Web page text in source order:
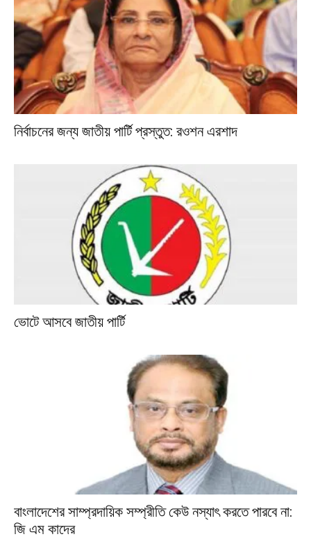
নির্বাচনের জন্য জাতীয় পার্টি প্রস্তুত: রওশন এরশাদ
ভোটে আসবে জাতীয় পার্টি
বাংলাদেশের সাম্প্রদায়িক সম্প্রীতি কেউ নস্যাৎ করতে পারবে না:
জি এম কাদের